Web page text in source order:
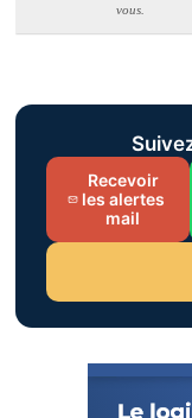
vous.
Recevoir
les alertes
mail